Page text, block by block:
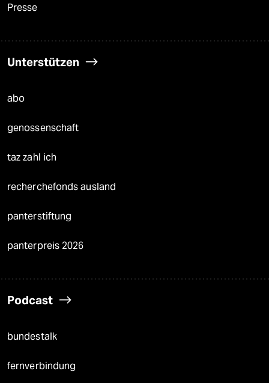
Presse
Unterstützen
abo
genossenschaft
taz zahl ich
recherchefonds ausland
panterstiftung
panterpreis 2026
Podcast
bundestalk
fernverbindung